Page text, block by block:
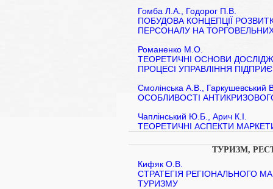
Гомба Л.А., Годорог П.В.
ПОБУДОВА КОНЦЕПЦІЇ
ПЕРСОНАЛУ НА
Романенко М.О.
ТЕОРЕТИЧНІ ОСНОВИ
ПРОЦЕСІ УПРАВЛІННЯ
Смолінська А.В., Гаркушевський
ОСОБЛИВОСТІ
Чаплінський Ю.Б., Арич К.І.
ТЕОРЕТИЧНІ АСПЕКТИ
ТУРИЗМ,
Кифяк О.В.
СТРАТЕГІЯ РЕГІОНАЛЬНОГО
ТУРИЗМУ